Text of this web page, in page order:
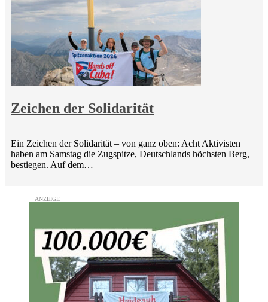
Zeichen der Solidarität
Ein Zeichen der Solidarität – von ganz oben: Acht Aktivisten
haben am Samstag die Zugspitze, Deutschlands höchsten Berg,
bestiegen. Auf dem…